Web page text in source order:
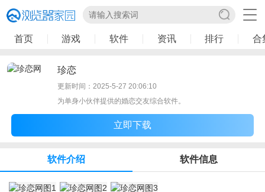
首页 游戏 软件 资讯 排行 合
珍恋
更新时间：2025-5-27 20:06:10
为单身小伙伴提供的婚恋交友综合软件。
立即下载
软件介绍 软件信息